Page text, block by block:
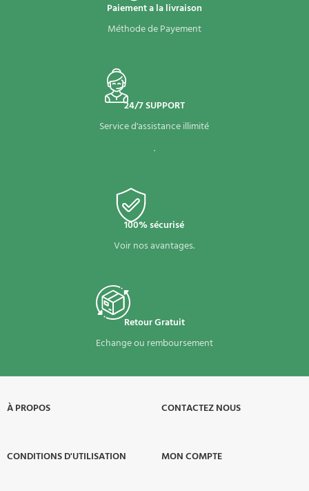
Paiement a la livraison
Méthode de Payement
24/7 SUPPORT
Service d'assistance illimité
.
100% sécurisé
Voir nos avantages.
Retour Gratuit
Echange ou remboursement
À PROPOS​
CONDITIONS D'UTILISATION
CONTACTEZ NOUS
MON COMPTE